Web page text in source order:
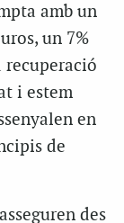
amb un
un 7%
recuperació
i estem
en
de
des